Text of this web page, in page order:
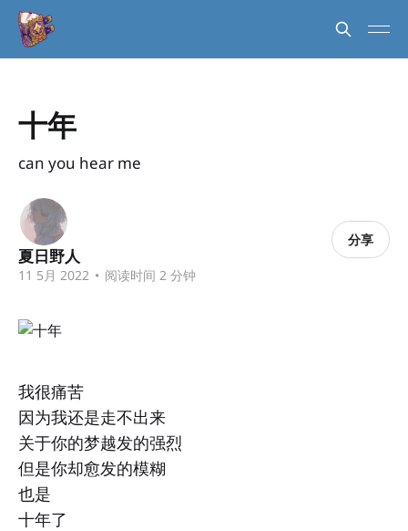
十年
can you hear me
夏日野人
11 5月 2022 • 阅读时间 2 分钟
分享
我很痛苦
因为我还是走不出来
关于你的梦越发的强烈
但是你却愈发的模糊
也是
十年了